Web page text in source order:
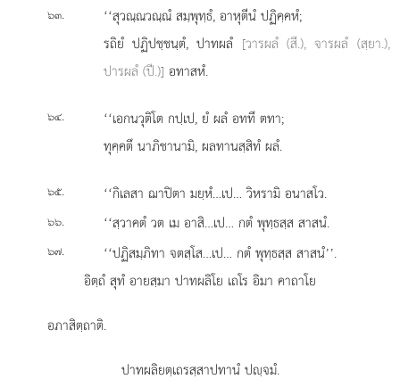
๖๓.
‘‘สุวณฺณวณฺณํ สมฺพุทฺธํ, อาหุตีนํ ปฏิคฺคหํ;
รถิยํ ปฏิปชฺชนฺตํ, ปาทผลํ [วารผลํ (สี.), จารผลํ (สฺยา.),
ปารผลํ (ปี.)] อทาสหํ.
๖๔.
‘‘เอกนวุติโต กปฺเป, ยํ ผลํ อททึ ตทา;
ทุคฺคตึ นาภิชานามิ, ผลทานสฺสิทํ ผลํ.
๖๕. ‘‘กิเลสา ฌาปิตา มยฺหํ…เป… วิหรามิ อนาสโว.
๖๖. ‘‘สฺวาคตํ วต เม อาสิ…เป… กตํ พุทฺธสฺส สาสนํ.
๖๗.
‘‘ปฏิสมฺภิทา จตสฺโส…เป… กตํ พุทฺธสฺส สาสนํ’’.
อิตฺถํ สุทํ อายสฺมา ปาทผลิโย เถโร อิมา คาถาโย
อภาสิตฺถาติ.
ปาทผลิยตฺเถรสฺสาปทานํ ปฺจมํ.